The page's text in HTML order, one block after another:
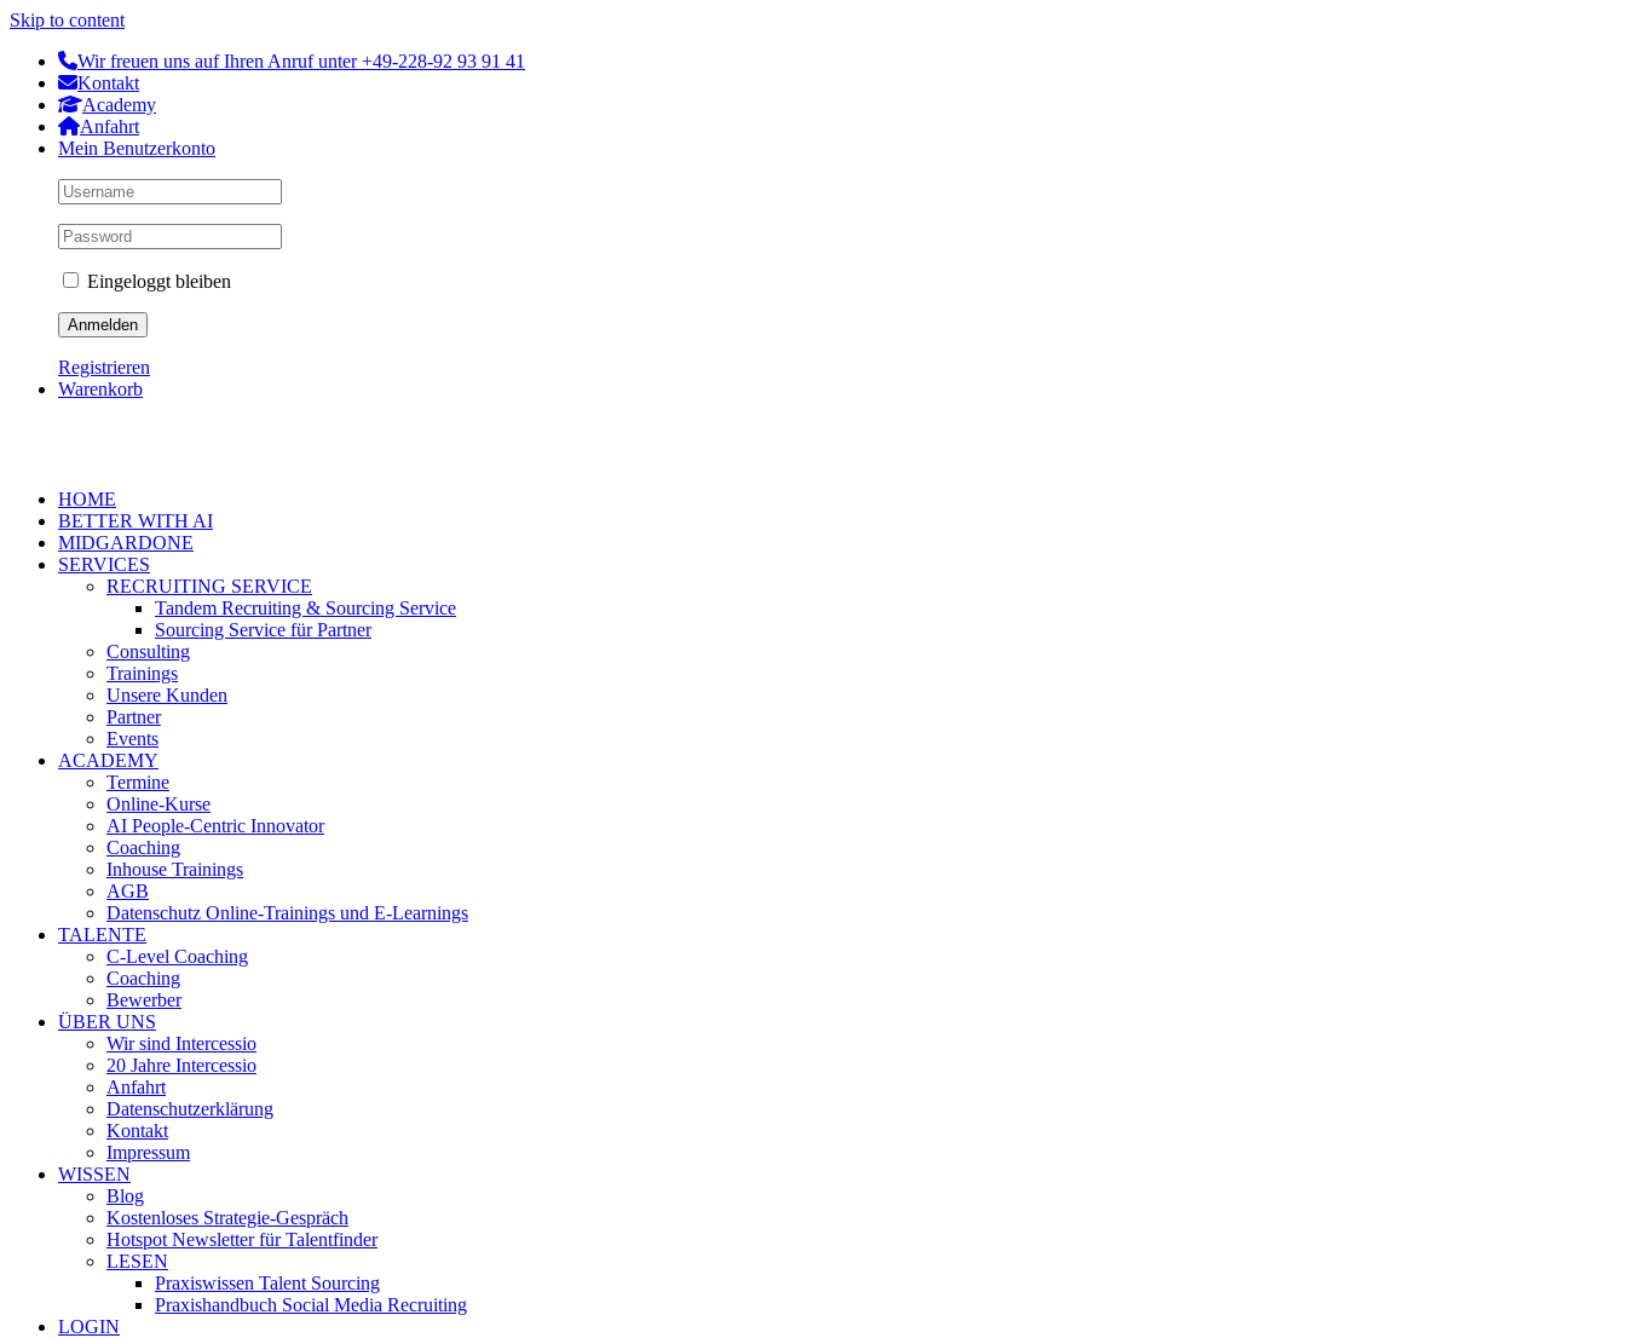
Skip to content
Wir freuen uns auf Ihren Anruf unter +49-228-92 93 91 41
Kontakt
Academy
Anfahrt
Mein Benutzerkonto
Eingeloggt bleiben
Registrieren
Warenkorb
HOME
BETTER WITH AI
MIDGARDONE
SERVICES
RECRUITING SERVICE
Tandem Recruiting & Sourcing Service
Sourcing Service für Partner
Consulting
Trainings
Unsere Kunden
Partner
Events
ACADEMY
Termine
Online-Kurse
AI People-Centric Innovator
Coaching
Inhouse Trainings
AGB
Datenschutz Online-Trainings und E-Learnings
TALENTE
C-Level Coaching
Coaching
Bewerber
ÜBER UNS
Wir sind Intercessio
20 Jahre Intercessio
Anfahrt
Datenschutzerklärung
Kontakt
Impressum
WISSEN
Blog
Kostenloses Strategie-Gespräch
Hotspot Newsletter für Talentfinder
LESEN
Praxiswissen Talent Sourcing
Praxishandbuch Social Media Recruiting
LOGIN